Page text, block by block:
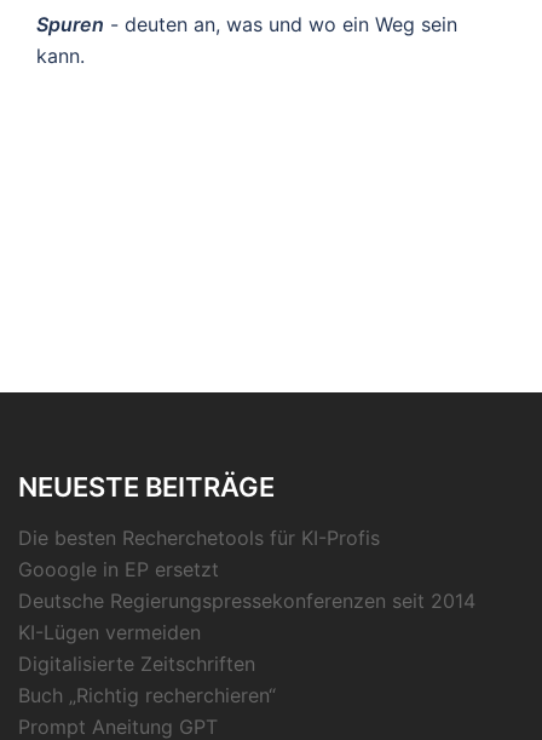
Spuren - deuten an, was und wo ein Weg sein
kann.
NEUESTE BEITRÄGE
Die besten Recherchetools für KI-Profis
Gooogle in EP ersetzt
Deutsche Regierungspressekonferenzen seit 2014
KI-Lügen vermeiden
Digitalisierte Zeitschriften
Buch „Richtig recherchieren“
Prompt Aneitung GPT